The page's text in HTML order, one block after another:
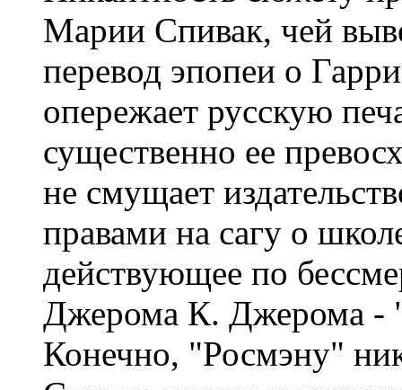
Марии Спивак, чей
перевод эпопеи о
опережает русскую
существенно ее
не смущает
правами на сагу о
действующее по
Джерома К. Джерома -
Конечно, "Росмэну"